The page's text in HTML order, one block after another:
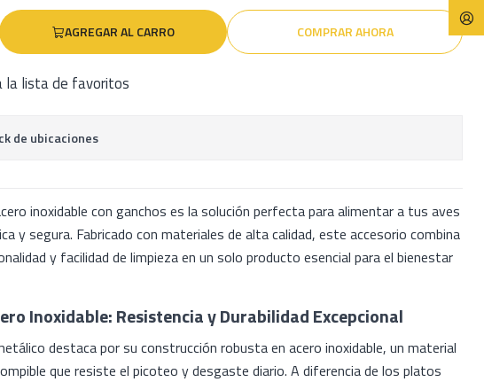
AGREGAR AL CARRO COMPRAR AHORA
la lista de favoritos
de ubicaciones
inoxidable con ganchos es la solución perfecta para alimentar a tus aves
y segura. Fabricado con materiales de alta calidad, este accesorio combina
y facilidad de limpieza en un solo producto esencial para el bienestar
Inoxidable: Resistencia y Durabilidad Excepcional
destaca por su construcción robusta en acero inoxidable, un material
que resiste el picoteo y desgaste diario. A diferencia de los platos